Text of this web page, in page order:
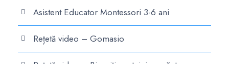
Asistent Educator Montessori 3-6 ani
Rețetă video – Gomasio